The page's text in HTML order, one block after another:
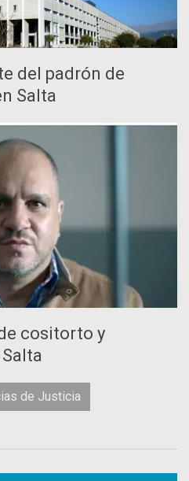
del padrón de
Salta
cositorto y
de Justicia